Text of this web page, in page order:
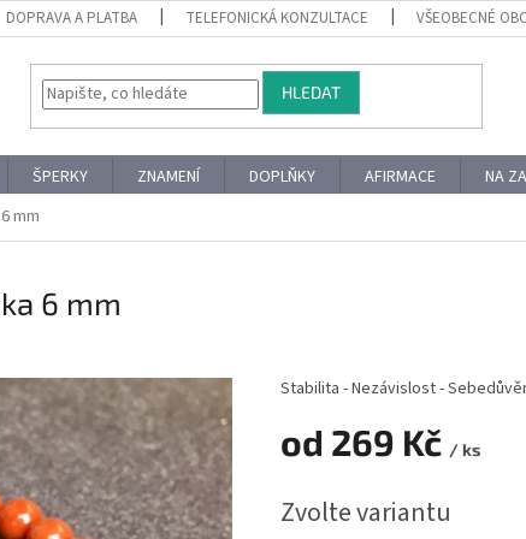
DOPRAVA A PLATBA TELEFONICKÁ KONZULTACE VŠEOBECNÉ
HLEDAT
ŠPERKY ZNAMENÍ DOPLŇKY AFIRMACE NA
mm
6 mm
od 269 Kč / ks
cena:
Zvolte variantu
Stabilita - Nezávislost -